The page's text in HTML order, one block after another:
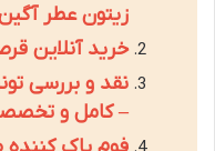
زیتون عطر
خرید آنلاین
نقد و بررسی
– کامل و